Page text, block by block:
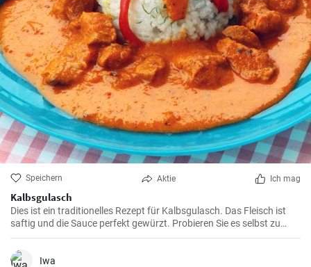
Speichern Aktie Ich mag
Kalbsgulasch
Dies ist ein traditionelles Rezept für Kalbsgulasch. Das Fleisch ist
saftig und die Sauce perfekt gewürzt. Probieren Sie es selbst zu
machen und überraschen Sie Ihre Gäste!
Iwa